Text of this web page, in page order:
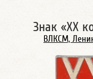
Знак «XX
ВЛКСМ,